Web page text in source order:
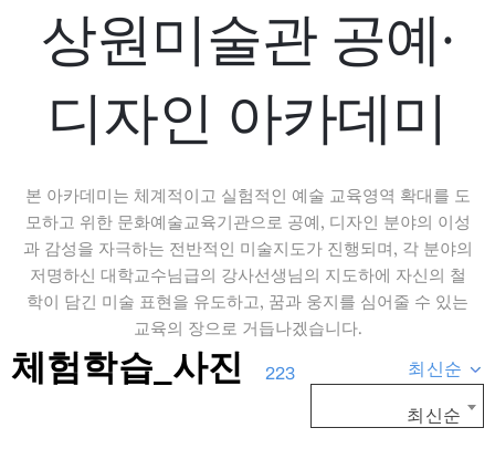
상원미술관 공예·
디자인 아카데미
본 아카데미는 체계적이고 실험적인 예술 교육영역 확대를 도
모하고 위한 문화예술교육기관으로 공예, 디자인 분야의 이성
과 감성을 자극하는 전반적인 미술지도가 진행되며, 각 분야의
저명하신 대학교수님급의 강사선생님의 지도하에 자신의 철
학이 담긴 미술 표현을 유도하고, 꿈과 웅지를 심어줄 수 있는
교육의 장으로 거듭나겠습니다.
체험학습_사진 223 최신순
최신순